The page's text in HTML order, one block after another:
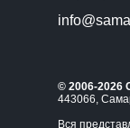
© 2006-2026
443066,
Вся